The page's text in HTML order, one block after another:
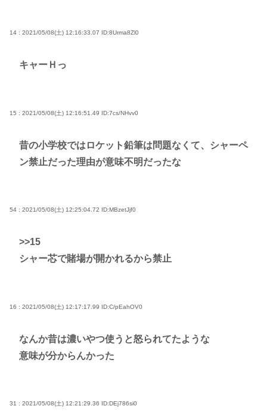
14 : 2021/05/08(土) 12:16:33.07 ID:8Urma8Zl0
キャーＨっ
15 : 2021/05/08(土) 12:16:51.49 ID:7cs/NHvv0
昔の小学校ではロケット鉛筆は問題なくて、シャーペ
ン禁止だった理由が意味不明だったな
54 : 2021/05/08(土) 12:25:04.72 ID:MBzetJjf0
>>15
シャー芯で賭場が開かれるから禁止
16 : 2021/05/08(土) 12:17:17.99 ID:C/pEahOV0
なんか昔は濃いやつ使うと怒られてたような
意味が分からんかった
31 : 2021/05/08(土) 12:21:29.36 ID:DEj786si0